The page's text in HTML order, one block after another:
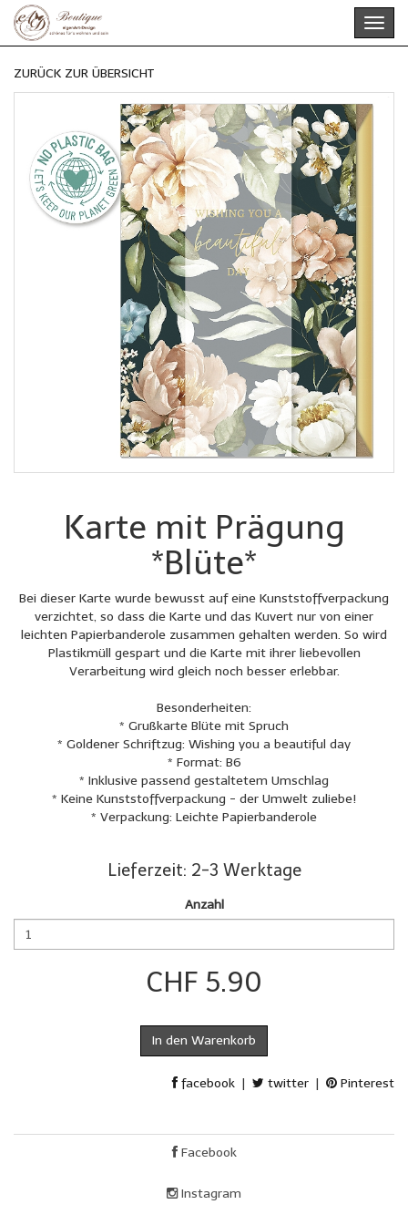
Skip
main
ZURÜCK ZUR ÜBERSICHT
Karte mit Prägung
*Blüte*
Bei dieser Karte wurde bewusst auf eine Kunststoffverpackung
verzichtet, so dass die Karte und das Kuvert nur von einer
leichten Papierbanderole zusammen gehalten werden. So wird
Plastikmüll gespart und die Karte mit ihrer liebevollen
Verarbeitung wird gleich noch besser erlebbar.
Besonderheiten:
* Grußkarte Blüte mit Spruch
* Goldener Schriftzug: Wishing you a beautiful day
* Format: B6
* Inklusive passend gestaltetem Umschlag
* Keine Kunststoffverpackung - der Umwelt zuliebe!
* Verpackung: Leichte Papierbanderole
Lieferzeit: 2-3 Werktage
Anzahl
CHF 5.90
In den Warenkorb
facebook | twitter | Pinterest
Facebook
Instagram